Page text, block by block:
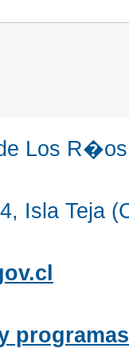
Los
Isla Teja